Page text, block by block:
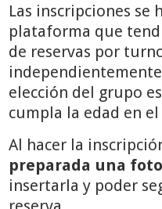
Las inscripciones se
plataforma que
de reservas por
elección del grupo
cumpla la edad en el
Al hacer la
preparada una
insertarla y poder